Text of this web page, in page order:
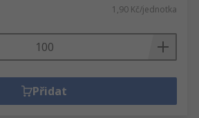
1,90 Kč/jednotka
Přidat